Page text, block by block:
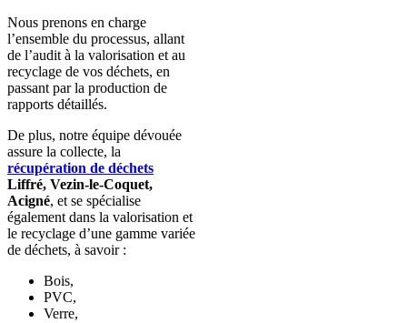
Nous prenons en charge
l’ensemble du processus, allant
de l’audit à la valorisation et au
recyclage de vos déchets, en
passant par la production de
rapports détaillés.
De plus, notre équipe dévouée
assure la collecte, la
récupération de déchets
Liffré, Vezin-le-Coquet,
Acigné, et se spécialise
également dans la valorisation et
le recyclage d’une gamme variée
de déchets, à savoir :
Bois,
PVC,
Verre,